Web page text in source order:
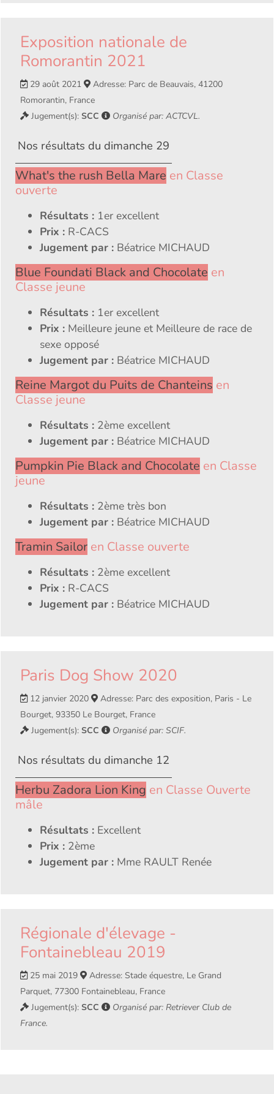
Exposition nationale de
Romorantin 2021
29 août 2021
Adresse: Parc de Beauvais, 41200
Romorantin, France
Jugement(s): SCC Organisé par: ACTCVL.
Nos résultats du dimanche 29
What's the rush Bella Mare en Classe
ouverte
Résultats : 1er excellent
Prix : R-CACS
Jugement par : Béatrice MICHAUD
Blue Foundati Black and Chocolate en
Classe jeune
Résultats : 1er excellent
Prix : Meilleure jeune et Meilleure de race de
sexe opposé
Jugement par : Béatrice MICHAUD
Reine Margot du Puits de Chanteins en
Classe jeune
Résultats : 2ème excellent
Jugement par : Béatrice MICHAUD
Pumpkin Pie Black and Chocolate en Classe
jeune
Résultats : 2ème très bon
Jugement par : Béatrice MICHAUD
Tramin Sailor en Classe ouverte
Résultats : 2ème excellent
Prix : R-CACS
Jugement par : Béatrice MICHAUD
Paris Dog Show 2020
12 janvier 2020
Adresse: Parc des exposition, Paris - Le
Bourget, 93350 Le Bourget, France
Jugement(s): SCC Organisé par: SCIF.
Nos résultats du dimanche 12
Herbu Zadora Lion King en Classe Ouverte
mâle
Résultats : Excellent
Prix : 2ème
Jugement par : Mme RAULT Renée
Régionale d'élevage -
Fontainebleau 2019
25 mai 2019
Adresse: Stade équestre, Le Grand
Parquet, 77300 Fontainebleau, France
Jugement(s): SCC
Organisé par: Retriever Club de
France.